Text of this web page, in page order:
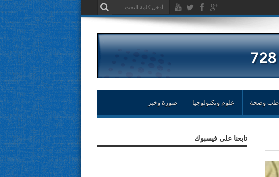
طب وصحة علوم وتكنولوجيا صورة وخبر
تابعنا على فيسبوك